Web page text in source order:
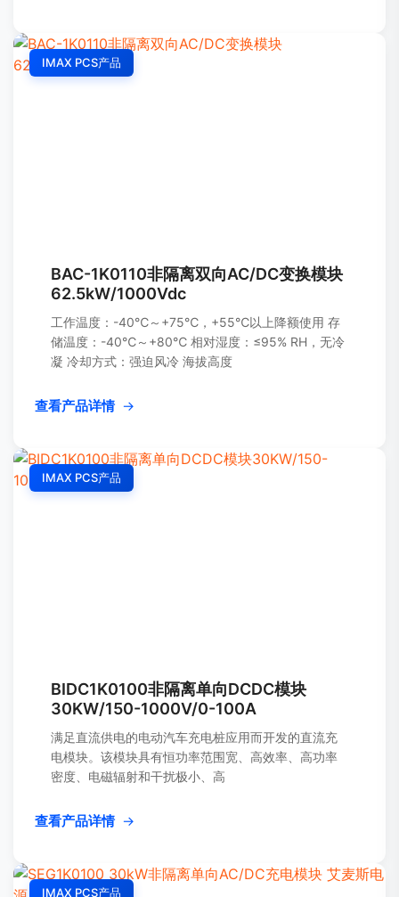
IMAX PCS产品
BAC-1K0110非隔离双向AC/DC变换模块
62.5kW/1000Vdc
工作温度：-40℃～+75℃，+55℃以上降额使用 存
储温度：-40℃～+80℃ 相对湿度：≤95% RH，无冷
凝 冷却方式：强迫风冷 海拔高度
查看产品详情 →
IMAX PCS产品
BIDC1K0100非隔离单向DCDC模块
30KW/150-1000V/0-100A
满足直流供电的电动汽车充电桩应用而开发的直流充
电模块。该模块具有恒功率范围宽、高效率、高功率
密度、电磁辐射和干扰极小、高
查看产品详情 →
IMAX PCS产品